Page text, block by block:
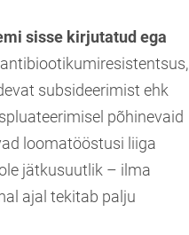
sisse kirjutatud ega
subsideerimist ehk
põhinevaid
loomatööstusi liiga
jätkusuutlik – ilma
ajal tekitab palju